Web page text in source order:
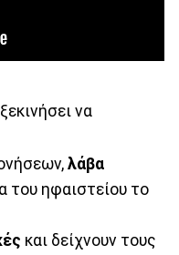
να
λάβα
του ηφαιστείου το
και δείχνουν τους